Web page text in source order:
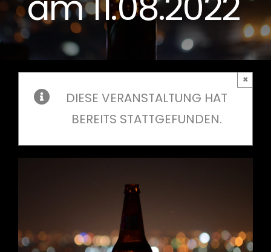
DIESE VERANSTALTUNG HAT
BEREITS STATTGEFUNDEN.
×